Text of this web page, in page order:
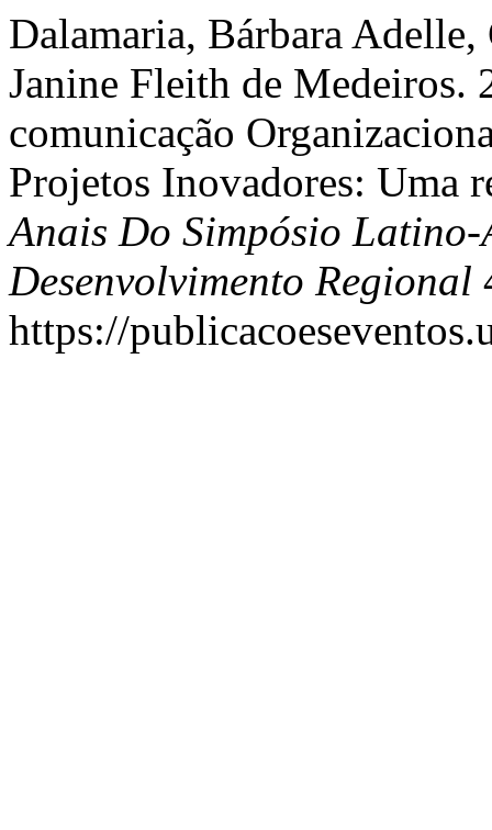
Dalamaria, Bárbara
Janine Fleith de Medeiros.
comunicação
Projetos Inovadores: Uma
Anais Do Simpósio
Desenvolvimento Regional
https://